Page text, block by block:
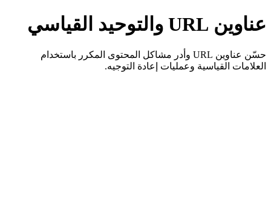
عناوين URL والتوحيد القياسي
حسّن عناوين URL وأدر مشاكل المحتوى المكرر باستخدام
العلامات القياسية وعمليات إعادة التوجيه.